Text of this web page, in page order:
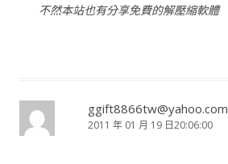
不然本站也有分享免費的解壓縮軟體
ggift8866tw@yahoo.com
2011 年 01 月 19 日20:06:00